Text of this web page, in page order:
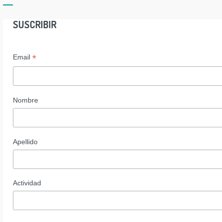
SUSCRIBIR
Email *
Nombre
Apellido
Actividad